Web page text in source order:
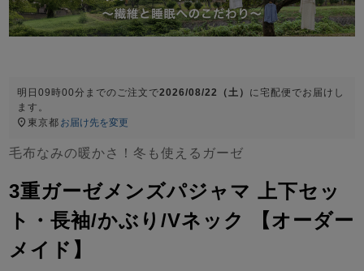
売れ筋ランキング
- Item Ranking -
すべてのキッ
パジャマ
き
り
明日09時00分 までのご注文で2026/08/22（土） に宅配便 でお届けし
ます。
東京都 お届け先を変更
毛布なみの暖かさ！冬も使えるガーゼ
3重ガーゼメンズパジャマ 上下セッ
ト・長袖/かぶり/Vネック 【オーダー
メイド】